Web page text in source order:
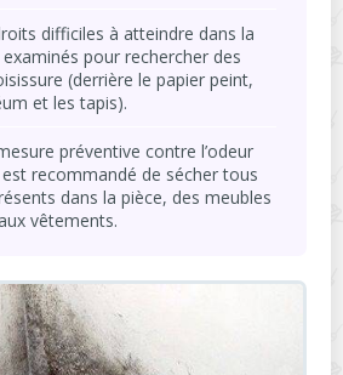
difficiles à atteindre dans la
pour rechercher des
(derrière le papier peint,
et les tapis).
préventive contre l’odeur
est recommandé de sécher tous
dans la pièce, des meubles
vêtements.